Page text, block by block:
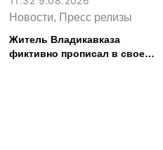
Новости, Пресс релизы
Житель Владикавказа
фиктивно прописал в своем